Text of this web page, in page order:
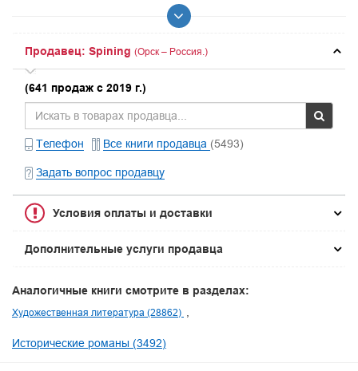
Продавец: Spining (Орск – Россия.)
(641 продаж с 2019 г.)
Телефон Все книги продавца (5493)
Задать вопрос продавцу
Условия оплаты и доставки
Дополнительные услуги продавца
Аналогичные книги смотрите в разделах:
Художественная литература (28862)
Исторические романы (3492)